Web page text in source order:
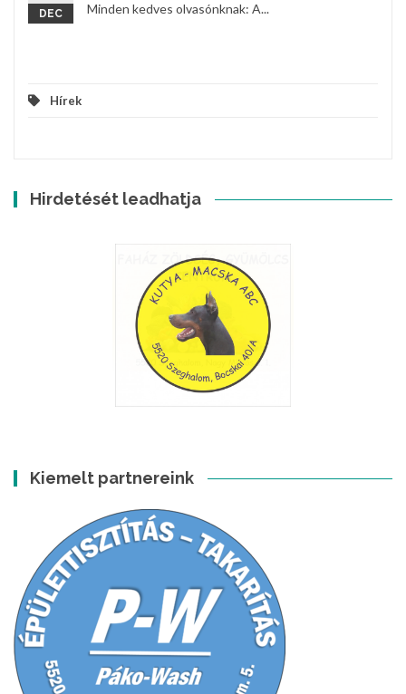
DEC Minden kedves olvasónknak: A...
Hírek
Hirdetését leadhatja
Kiemelt partnereink